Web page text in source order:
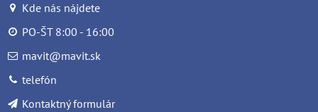
Kde nás nájdete
PO-ŠT 8:00 - 16:00
mavit@mavit.sk
telefón
Kontaktný formulár